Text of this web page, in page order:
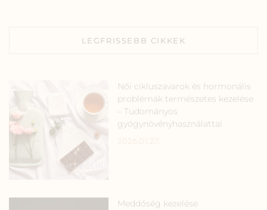
LEGFRISSEBB CIKKEK
Női cikluszavarok és hormonális
problémák természetes kezelése
– Tudományos
gyógynövényhasználattal
Meddőség kezelése